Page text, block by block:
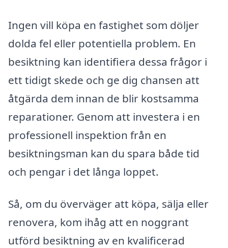
Ingen vill köpa en fastighet som döljer
dolda fel eller potentiella problem. En
besiktning kan identifiera dessa frågor i
ett tidigt skede och ge dig chansen att
åtgärda dem innan de blir kostsamma
reparationer. Genom att investera i en
professionell inspektion från en
besiktningsman kan du spara både tid
och pengar i det långa loppet.
Så, om du överväger att köpa, sälja eller
renovera, kom ihåg att en noggrant
utförd besiktning av en kvalificerad